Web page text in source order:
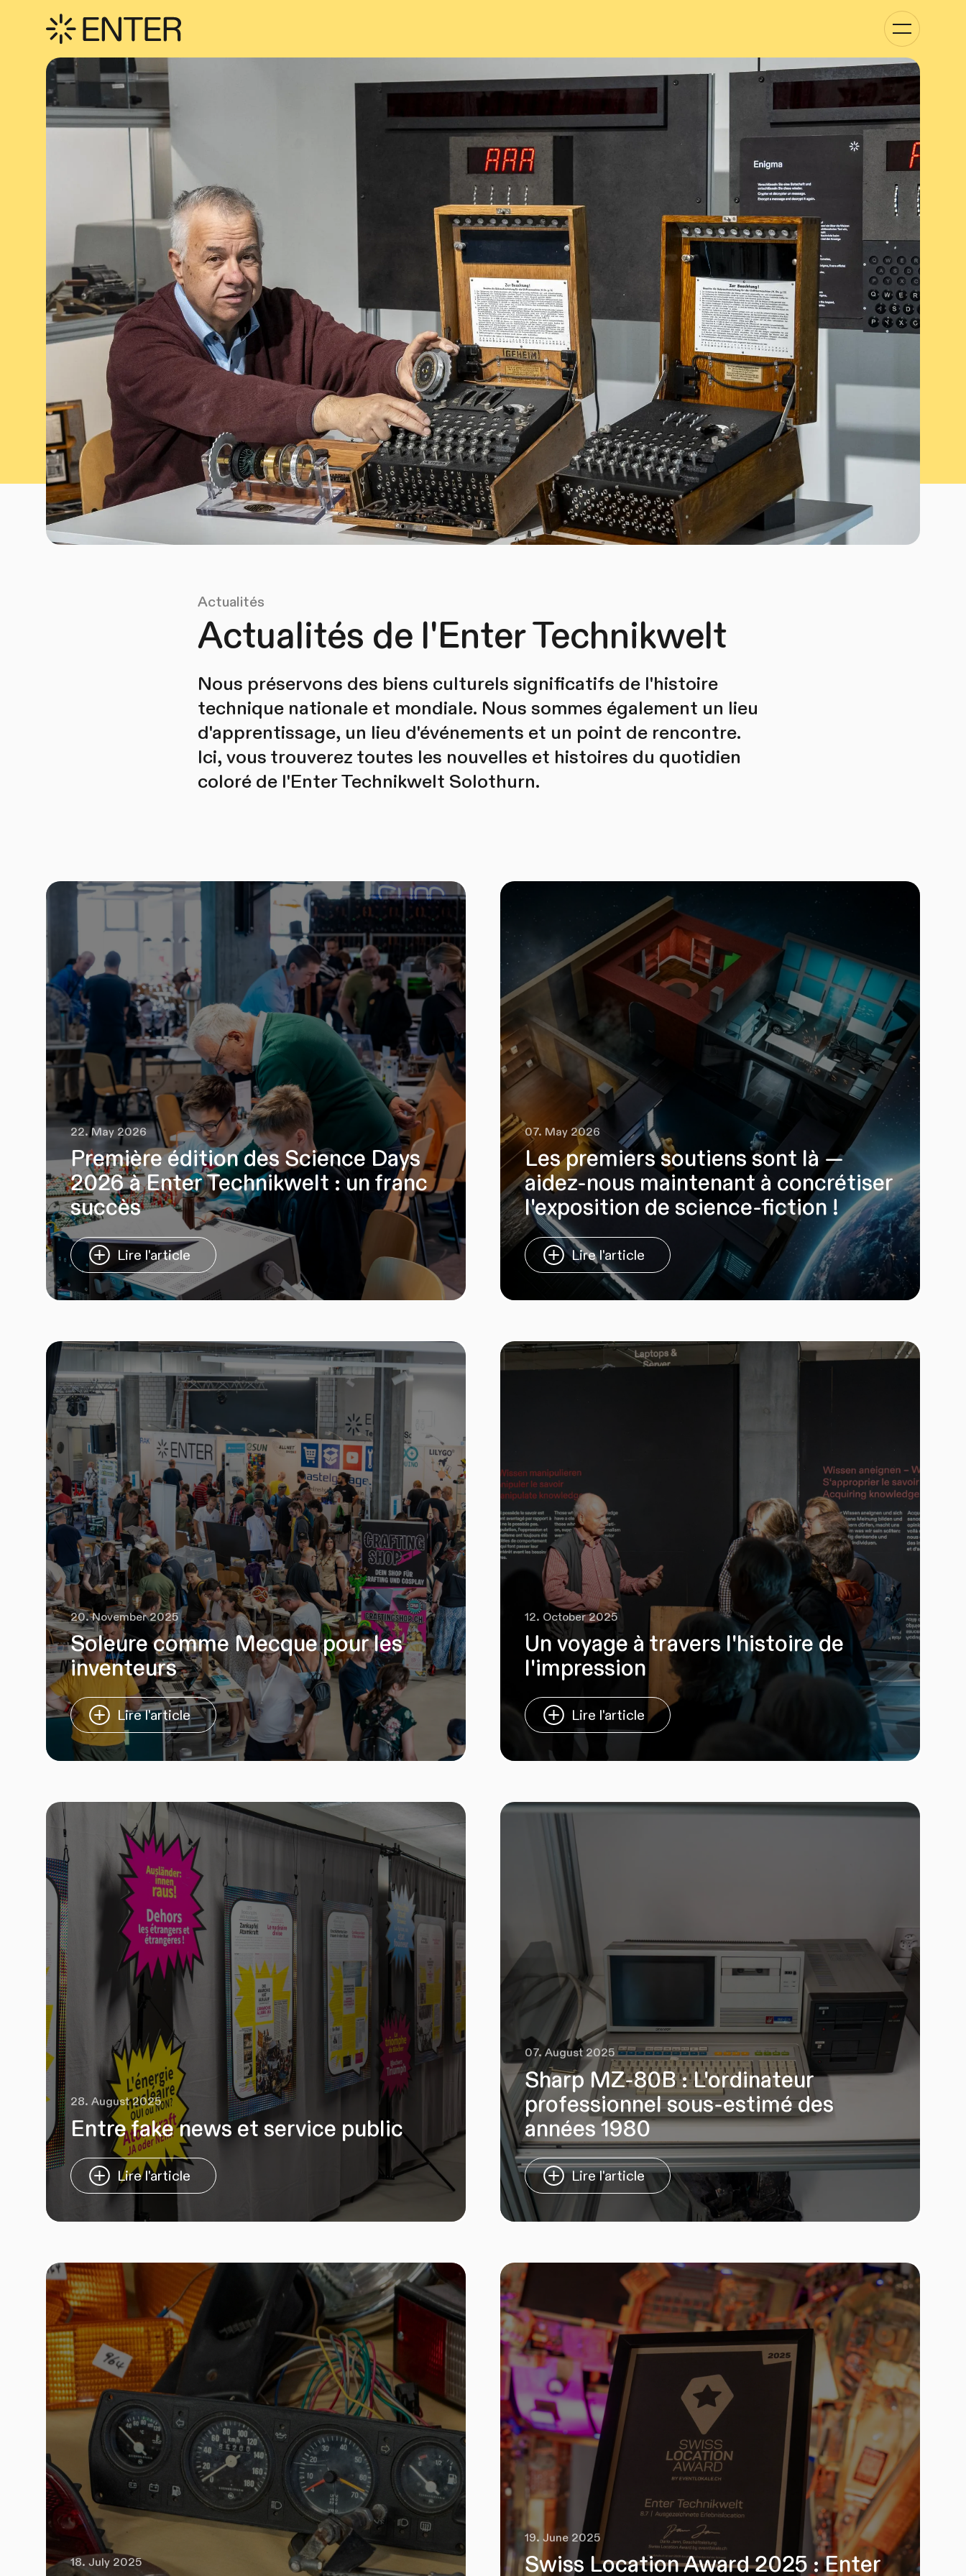
Basculer
la
navigation
Actualités
Actualités de l'Enter Technikwelt
Nous préservons des biens culturels significatifs de l'histoire
technique nationale et mondiale. Nous sommes également un lieu
d'apprentissage, un lieu d'événements et un point de rencontre.
Ici, vous trouverez toutes les nouvelles et histoires du quotidien
coloré de l'Enter Technikwelt Solothurn.
22. May 2026
Première édition des Science Days
2026 à Enter Technikwelt : un franc
succès
Lire l'article
07. May 2026
Les premiers soutiens sont là —
aidez-nous maintenant à concrétiser
l'exposition de science‑fiction !
Lire l'article
20. November 2025
Soleure comme Mecque pour les
inventeurs
Lire l'article
12. October 2025
Un voyage à travers l'histoire de
l'impression
Lire l'article
28. August 2025
Entre fake news et service public
Lire l'article
07. August 2025
Sharp MZ‑80B : L'ordinateur
professionnel sous-estimé des
années 1980
Lire l'article
18. July 2025
19. June 2025
Swiss Location Award 2025 : Enter